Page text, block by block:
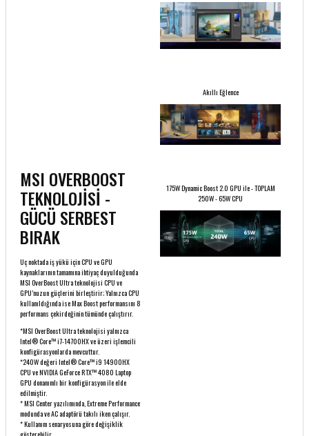
Akıllı Eğlence
MSI OVERBOOST
TEKNOLOJİSİ -
GÜCÜ SERBEST
BIRAK
Uç noktada iş yükü için CPU ve GPU
kaynaklarının tamamına ihtiyaç duyulduğunda
MSI OverBoost Ultra teknolojisi CPU ve
GPU’nuzun güçlerini birleştirir; Yalnızca CPU
kullanıldığında ise Max Boost performansını 8
performans çekirdeğinin tümünde çalıştırır.
*MSI OverBoost Ultra teknolojisi yalnızca
Intel® Core™ i7-14700HX ve üzeri işlemcili
konfigürasyonlarda mevcuttur.
*240W değeri Intel® Core™ i9 14900HX
CPU ve NVIDIA GeForce RTX™ 4080 Laptop
GPU donanımlı bir konfigürasyon ile elde
edilmiştir.
* MSI Center yazılımında, Extreme Performance
modunda ve AC adaptörü takılı iken çalışır.
* Kullanım senaryosuna göre değişiklik
175W Dynamic Boost 2.0 GPU ile - TOPLAM
250W - 65W CPU